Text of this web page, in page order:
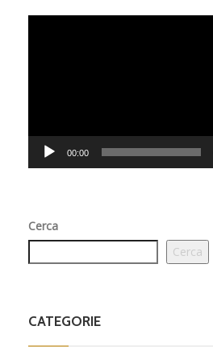
00:00
Cerca
Cerca
CATEGORIE